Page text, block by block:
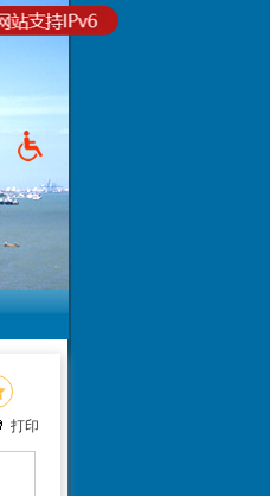
打印